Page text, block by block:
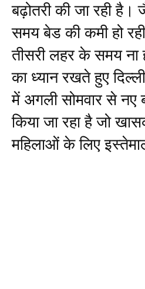
बढ़ोतरी की जा रही
समय बेड की कमी हो
तीसरी लहर के समय ना
का ध्यान रखते हुए
में अगली सोमवार से
किया जा रहा है जो
महिलाओं के लिए